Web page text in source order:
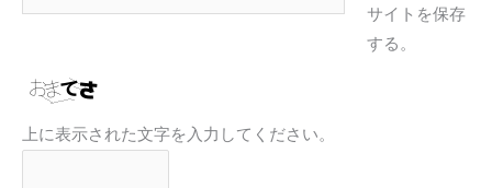
イ
サイトを保存
する。
上に表示された文字を入力してください。